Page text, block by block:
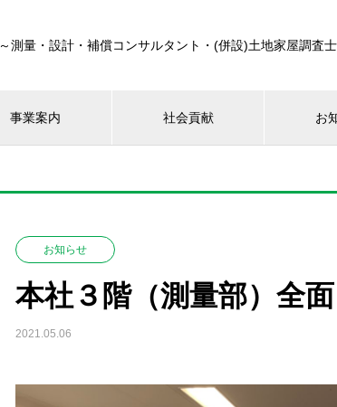
～測量・設計・補償コンサルタント・(併設)土地家屋調査
事業案内 社会貢献 お
お知らせ
本社３階（測量部）全
2021.05.06